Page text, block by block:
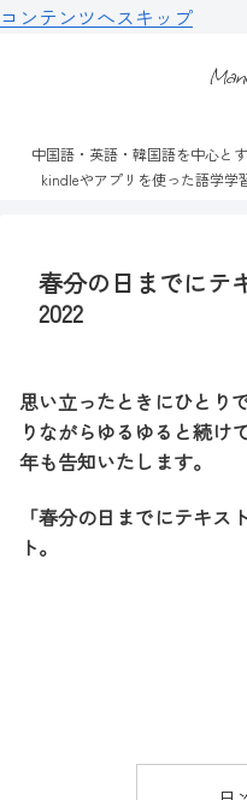
コンテンツへスキップ
中国語・英語・韓国語を中心と
kindleやアプリを使った語学学
春分の日までにテ
2022
思い立ったときにひとり
りながらゆるゆると続け
年も告知いたします。
「春分の日までにテキス
ト。